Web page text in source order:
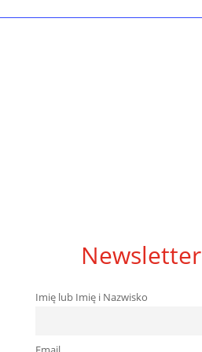
Newsletter
Imię lub Imię i Nazwisko